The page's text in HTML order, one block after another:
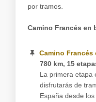
por tramos.
Camino Francés en
Camino Francés
780 km, 15
La primera etapa
disfrutarás de
España desde